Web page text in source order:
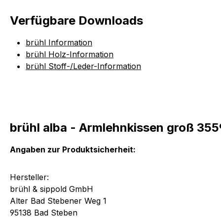
Verfügbare Downloads
brühl Information
brühl Holz-Information
brühl Stoff-/Leder-Information
brühl alba - Armlehnkissen groß
Angaben zur Produktsicherheit:
Hersteller:
brühl & sippold GmbH
Alter Bad Stebener Weg 1
95138 Bad Steben